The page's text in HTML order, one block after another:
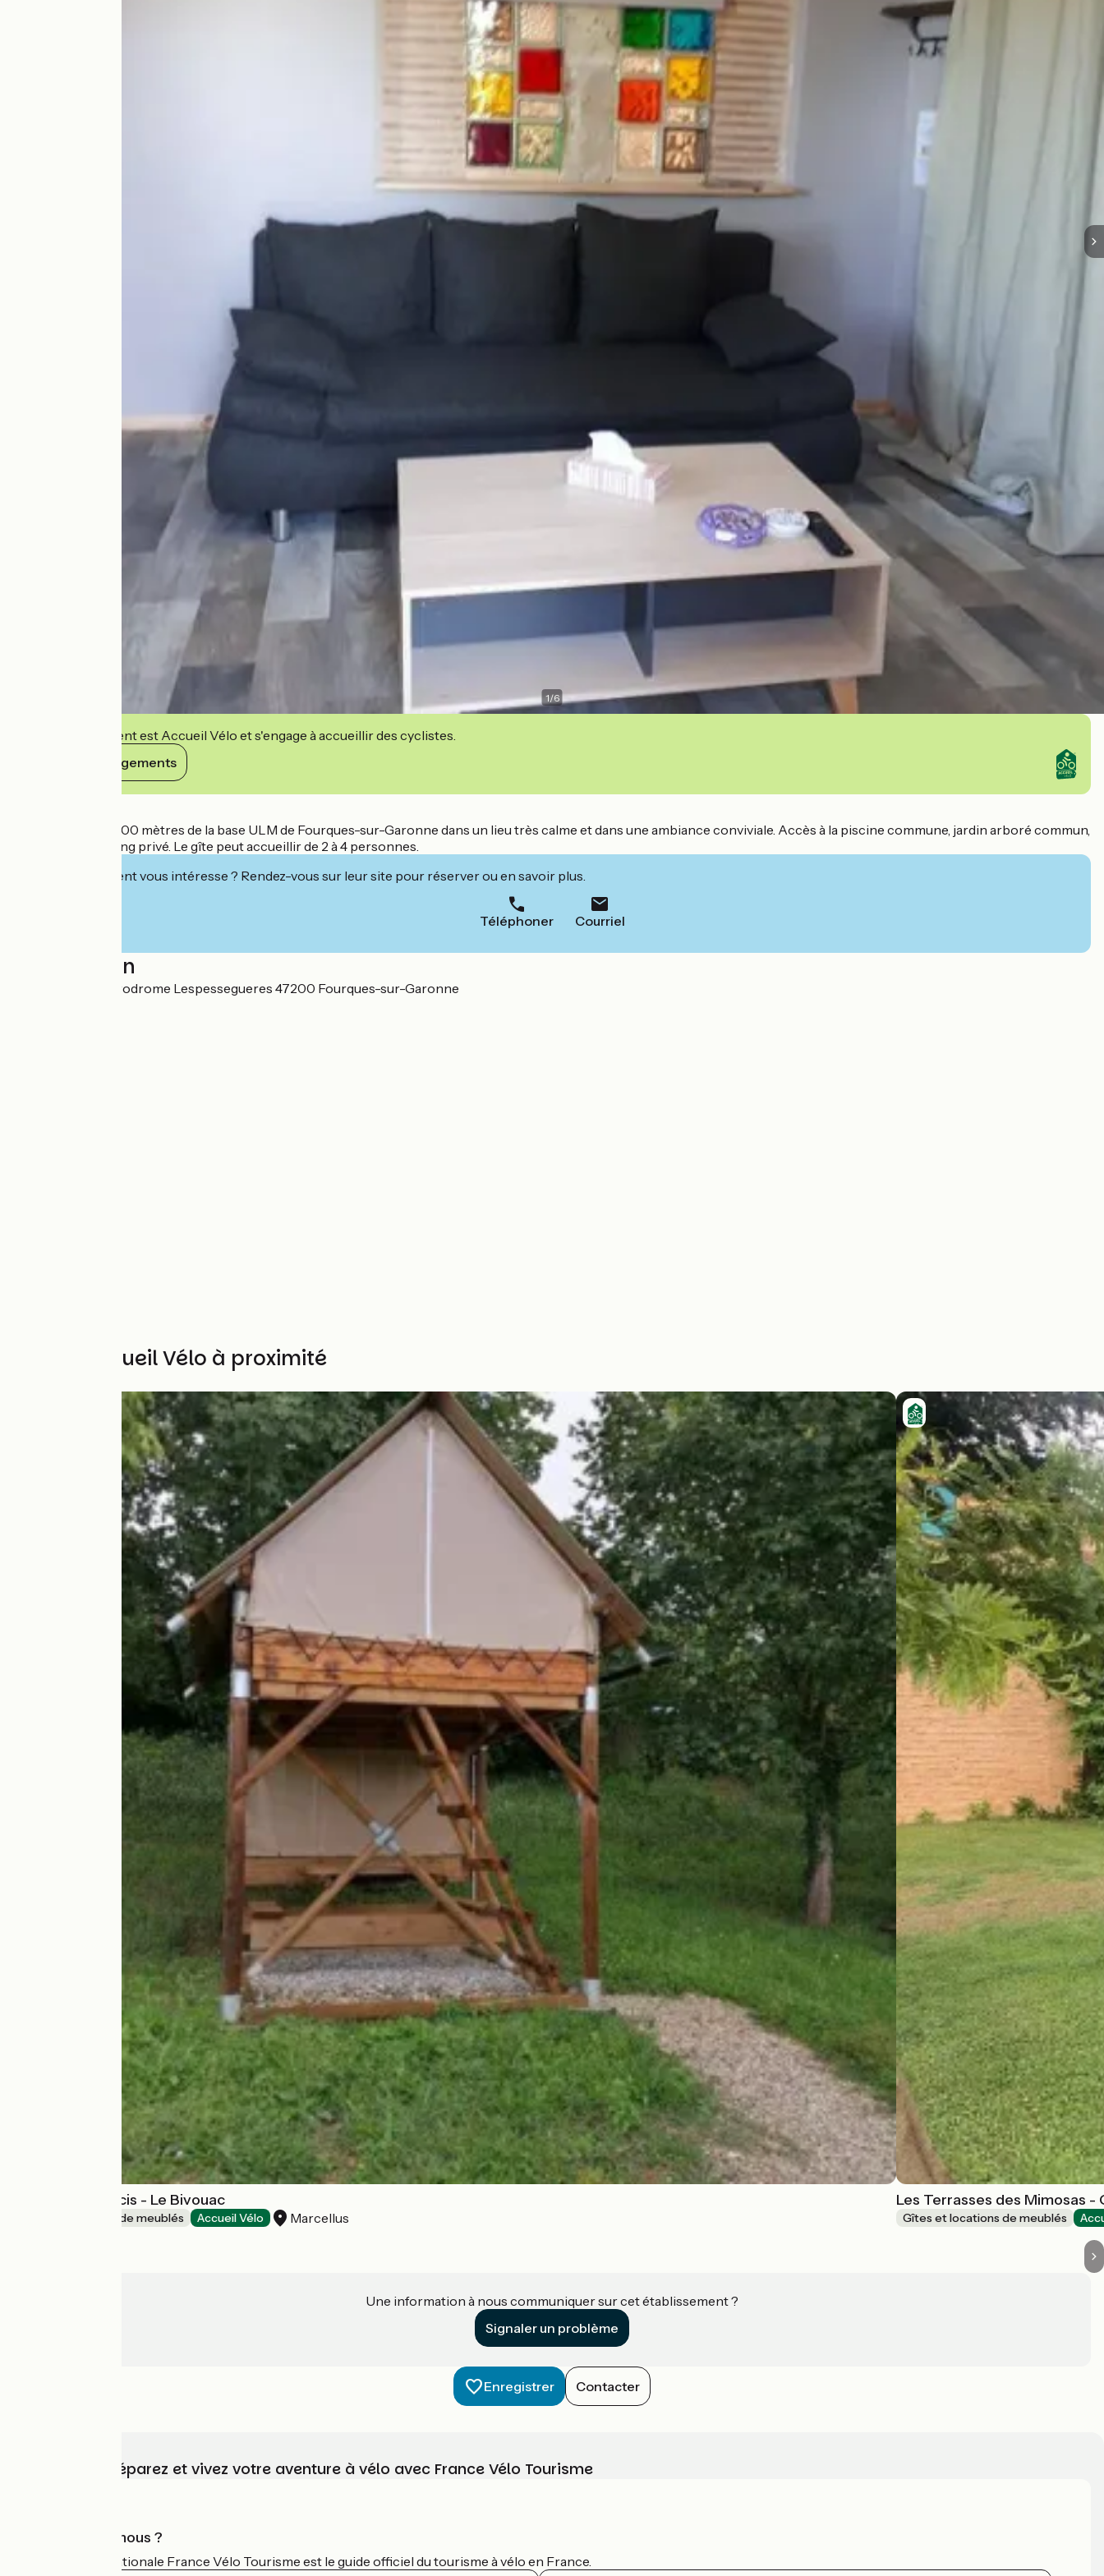
1/6
Cet établissement est Accueil Vélo et s'engage à accueillir des cyclistes.
Voir ses engagements
Le gîte se situe à 200 mètres de la base ULM de Fourques-sur-Garonne dans un lieu très calme et dans une ambiance conviviale. Accès à la piscine commune, jardin arboré commun,
abri vélos et parking privé. Le gîte peut accueillir de 2 à 4 personnes.
Cet établissement vous intéresse ? Rendez-vous sur leur site pour réserver ou en savoir plus.
Téléphoner Courriel
Localisation
280 Route de l'aérodrome Lespessegueres 47200 Fourques-sur-Garonne
Autres Accueil Vélo à proximité
Domaine Quiescis - Le Bivouac
Gîtes et locations de meublés Accueil Vélo Marcellus
Les Terrasses des Mimosas -
Gîtes et locations de meublés
Une information à nous communiquer sur cet établissement ?
Signaler un problème
Enregistrer Contacter
Choisissez, préparez et vivez votre aventure à vélo avec France Vélo Tourisme
Qui sommes-nous ?
L'association nationale France Vélo Tourisme est le guide officiel du tourisme à vélo en France.